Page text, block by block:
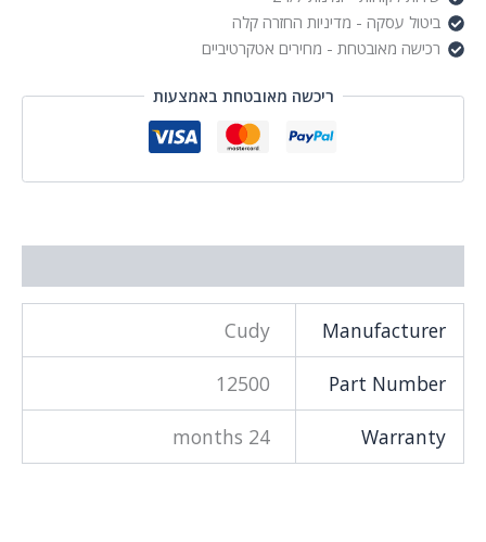
ביטול עסקה - מדיניות החזרה קלה
רכישה מאובטחת - מחירים אטקרטיביים
ריכשה מאובטחת באמצעות
Manufacturer
Cudy
Part Number
12500
Warranty
24 months